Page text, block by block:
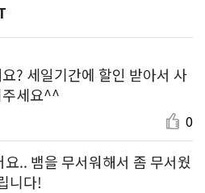
? 세일기간에 할인 받아서 사
주세요^^
0
.. 뱀을 무서워해서 좀 무서웠
니다!